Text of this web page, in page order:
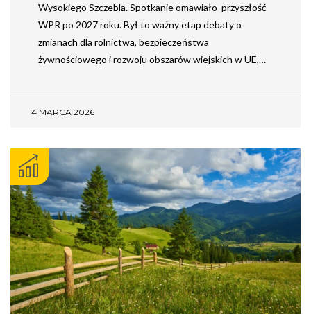
Wysokiego Szczebla. Spotkanie omawiało przyszłość
WPR po 2027 roku. Był to ważny etap debaty o
zmianach dla rolnictwa, bezpieczeństwa
żywnościowego i rozwoju obszarów wiejskich w UE,…
4 MARCA 2026